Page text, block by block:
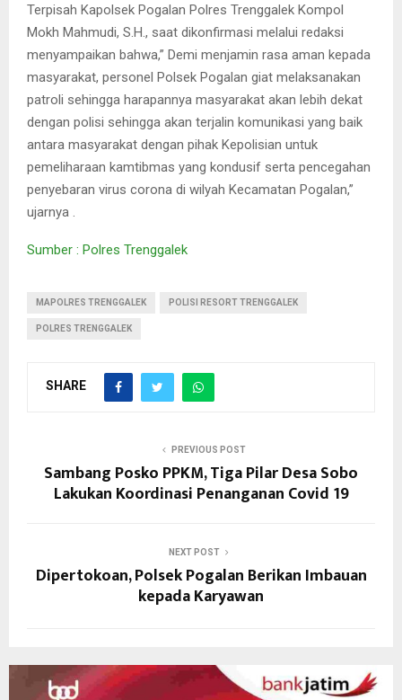
Terpisah Kapolsek Pogalan Polres Trenggalek Kompol
Mokh Mahmudi, S.H., saat dikonfirmasi melalui redaksi
menyampaikan bahwa,” Demi menjamin rasa aman kepada
masyarakat, personel Polsek Pogalan giat melaksanakan
patroli sehingga harapannya masyarakat akan lebih dekat
dengan polisi sehingga akan terjalin komunikasi yang baik
antara masyarakat dengan pihak Kepolisian untuk
pemeliharaan kamtibmas yang kondusif serta pencegahan
penyebaran virus corona di wilyah Kecamatan Pogalan,”
ujarnya .
Sumber : Polres Trenggalek
MAPOLRES TRENGGALEK POLISI RESORT TRENGGALEK
POLRES TRENGGALEK
SHARE
PREVIOUS POST
Sambang Posko PPKM, Tiga Pilar Desa Sobo
Lakukan Koordinasi Penanganan Covid 19
NEXT POST
Dipertokoan, Polsek Pogalan Berikan Imbauan
kepada Karyawan